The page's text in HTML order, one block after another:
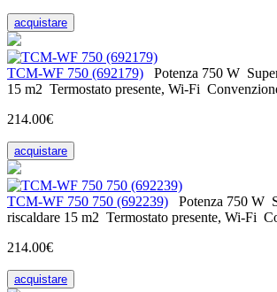
acquistare
ТСМ-WF 750 (692179) Potenza 750 W
15 m2 Termostato presente, Wi-Fi
214.00€
acquistare
ТСМ-WF 750 750 (692239) Potenza 750 W
riscaldare 15 m2 Termostato presente, Wi-Fi
214.00€
acquistare